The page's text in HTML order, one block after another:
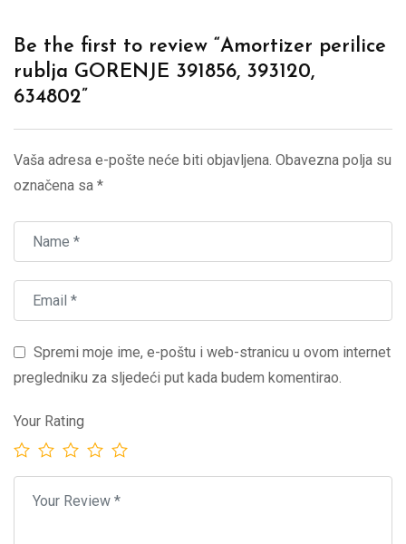
Be the first to review “Amortizer perilice
rublja GORENJE 391856, 393120,
634802”
Vaša adresa e-pošte neće biti objavljena. Obavezna polja su
označena sa *
Spremi moje ime, e-poštu i web-stranicu u ovom internet
pregledniku za sljedeći put kada budem komentirao.
Your Rating